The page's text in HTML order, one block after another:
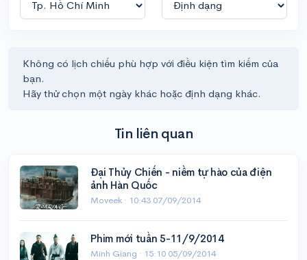
Không có lịch chiếu phù hợp với điều kiện tìm kiếm của
bạn.
Hãy thử chọn một ngày khác hoặc định dạng khác.
Tin liên quan
Đại Thủy Chiến - niềm tự hào của điện
ảnh Hàn Quốc
Moveek · 10:43 07/09/2014
Phim mới tuần 5-11/9/2014
Minh Giang · 15:10 05/09/2014